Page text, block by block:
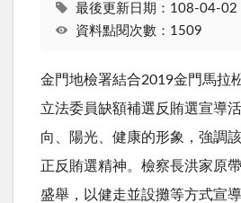
最後更新日期：108-04-02
資料點閱次數：1509
金門地檢署結合2019金門馬拉
立法委員缺額補選反賄選宣導
向、陽光、健康的形象，強調
正反賄選精神。檢察長洪家原
盛舉，以健走並設攤等方式宣